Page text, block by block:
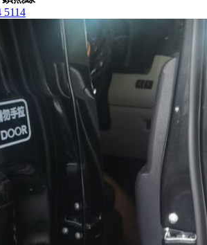
5114